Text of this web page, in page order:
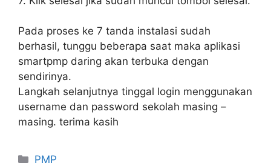
Pada proses ke 7 tanda instalasi sudah
berhasil, tunggu beberapa saat maka aplikasi
smartpmp daring akan terbuka dengan
sendirinya.
Langkah selanjutnya tinggal login menggunakan
username dan password sekolah masing –
masing. terima kasih
Categories
PMP